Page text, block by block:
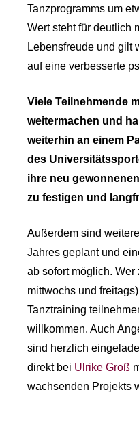
Tanzprogramms um
Wert steht für deutlich
Lebensfreude und gilt
auf eine verbesserte
Viele Teilnehmende
weitermachen und
weiterhin an einem
des
ihre neu
zu festigen und
Außerdem sind
Jahres geplant und
ab sofort möglich.
mittwochs und
Tanztraining
willkommen. Auch
sind herzlich
direkt bei Ulrike Groß
wachsenden Projekts